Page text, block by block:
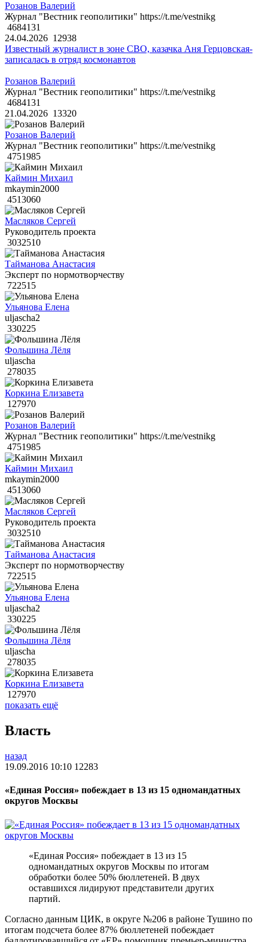
Розанов Валерий
Журнал "Вестник геополитики" https://t.me/vestnikg
4684131
24.04.2026 12938
Известный журналист в зоне СВО, казачка Аня Герцовская-
записалась в отряд космонавтов
Розанов Валерий
Журнал "Вестник геополитики" https://t.me/vestnikg
4684131
21.04.2026 13320
Розанов Валерий
Журнал "Вестник геополитики" https://t.me/vestnikg
4751985
Каймин Михаил
mkaymin2000
4513060
Масляков Сергей
Руководитель проекта
3032510
Тайманова Анастасия
Эксперт по нормотворчеству
722515
Ульянова Елена
uljascha2
330225
Фольшина Лёля
uljascha
278035
Коркина Елизавета
127970
Розанов Валерий
Журнал "Вестник геополитики" https://t.me/vestnikg
4751985
Каймин Михаил
mkaymin2000
4513060
Масляков Сергей
Руководитель проекта
3032510
Тайманова Анастасия
Эксперт по нормотворчеству
722515
Ульянова Елена
uljascha2
330225
Фольшина Лёля
uljascha
278035
Коркина Елизавета
127970
показать ещё
Власть
назад
19.09.2016 10:10 12283
«Единая Россия» побеждает в 13 из 15 одномандатных
округов Москвы
«Единая Россия» побеждает в 13 из 15
одномандатных округов Москвы по итогам
обработки более 50% бюллетеней. В двух
оставшихся лидируют представители других
партий.
Согласно данным ЦИК, в округе №206 в районе Тушино по
итогам подсчета более 87% бюллетеней побеждает